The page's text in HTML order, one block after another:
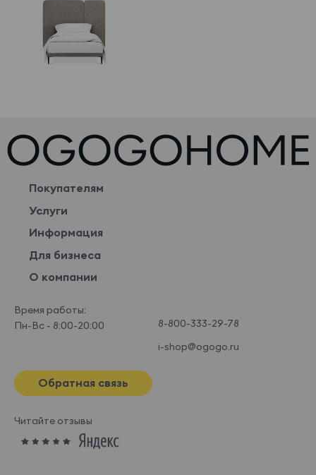
Покупателям
Услуги
Информация
Для бизнеса
О компании
Время работы:
Пн-Вс - 8:00-20:00
8-800-333-29-78
i-shop@ogogo.ru
Обратная связь
Читайте отзывы